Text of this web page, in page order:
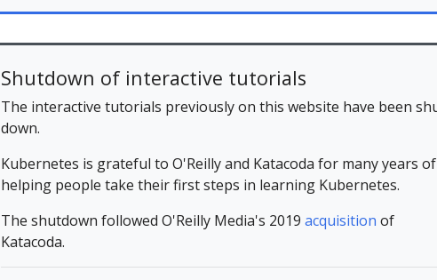
Shutdown of interactive tutorials
The interactive tutorials previously on this website have been
down.
Kubernetes is grateful to O'Reilly and Katacoda for many years of
helping people take their first steps in learning Kubernetes.
The shutdown followed O'Reilly Media's 2019 acquisition of
Katacoda.